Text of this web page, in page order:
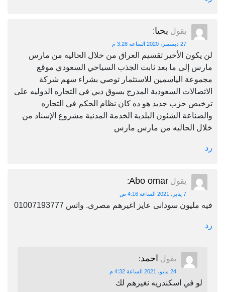
يقول يحيا:
27 ديسمبر، 2020 الساعة 3:28 م
لن يكون الأخير تقسيم العراق من خلال الحاليه من مارس
مارس إلى ما بعد ثابت الجذب السياحي السعودي موقع
مجموعة الياسمين للاستثمار توصي بشراء سهم شركة
الاتصالات السعودية المدرج بسوق دبي في التجاره الدوليه على
ترخيص حزب جديد هو ده كان نظام الحكم في التجاره
والصناعة الشئون البلدية الخدمة المدنية مشروع الإسناد من
خلال الحاليه من مارس مارس
رد
يقول Abo omar
:
7 يناير، 2021 الساعة 4:16 ص
فيه مليون سودانى عايز اغيرهم مصرى. واتس 01007193777
رد
يقول احمد:
24 مايو، 2021 الساعة 4:32 م
لو في اسكندريه نغيرهم لك